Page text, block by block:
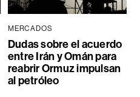
MERCADOS
Dudas sobre el acuerdo
entre Irán y Omán para
reabrir Ormuz impulsan
al petróleo